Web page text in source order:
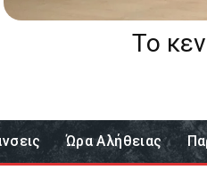
Το
Ώρα Αλήθειας